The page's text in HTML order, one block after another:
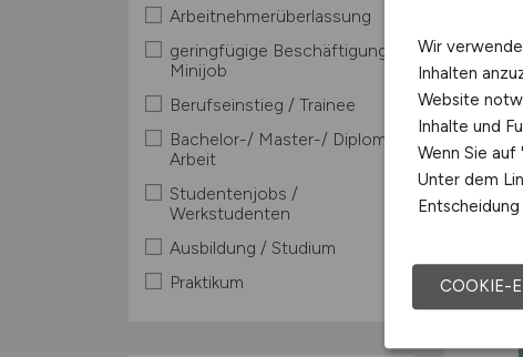
Arbeitnehmerüberlassung
geringfügige Beschäftigung /
Minijob
Berufseinstieg / Trainee
Bachelor-/ Master-/ Diplom-
Arbeit
Studentenjobs /
Werkstudenten
Ausbildung / Studium
Praktikum
Wir
Inhalten
Website
Inhalte und
Wenn Sie
Unter dem
COOKIE-